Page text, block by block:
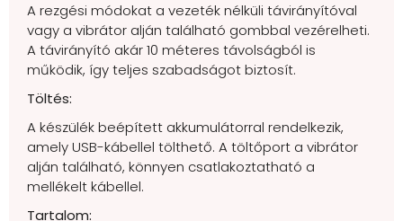
A rezgési módokat a vezeték nélküli távirányítóval
vagy a vibrátor alján található gombbal vezérelheti.
A távirányító akár 10 méteres távolságból is
működik, így teljes szabadságot biztosít.
Töltés:
A készülék beépített akkumulátorral rendelkezik,
amely USB-kábellel tölthető. A töltőport a vibrátor
alján található, könnyen csatlakoztatható a
mellékelt kábellel.
Tartalom: